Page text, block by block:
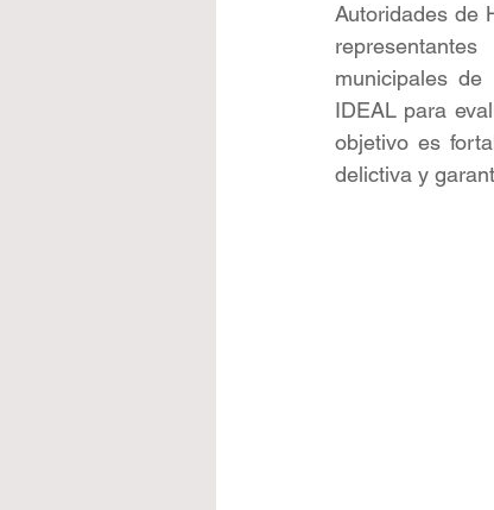
Autoridades de
municipales
IDEAL para
objetivo es
delictiva y